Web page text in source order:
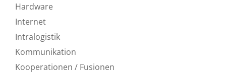
Hardware
Internet
Intralogistik
Kommunikation
Kooperationen / Fusionen